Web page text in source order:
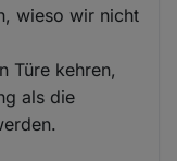
wieso wir nicht
Türe kehren,
als die